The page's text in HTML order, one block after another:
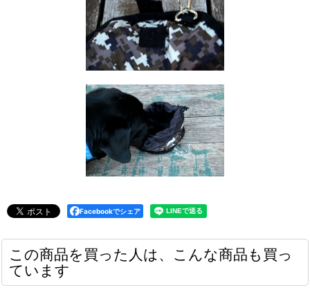
Facebookでシェア
この商品を買った人は、こんな商品も買っ
ています